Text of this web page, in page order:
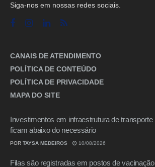
Siga-nos em nossas redes sociais.
CANAIS DE ATENDIMENTO
POLÍTICA DE CONTEÚDO
POLÍTICA DE PRIVACIDADE
MAPA DO SITE
Investimentos em infraestrutura de transporte
ficam abaixo do necessário
POR TAYSA MEDEIROS 10/08/2026
Filas são registradas em postos de vacinação